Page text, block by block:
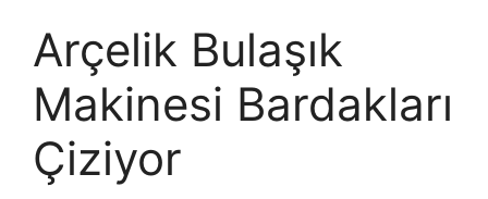
Arçelik Bulaşık
Makinesi Bardakları
Çiziyor